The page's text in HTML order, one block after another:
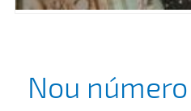
Nou